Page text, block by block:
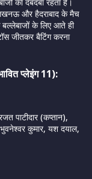
लखनऊ और हैदराबाद के मैच
बल्लेबाजों के लिए आते ही
जीतकर बैटिंग करना
प्लेइंग 11):
पाटीदार (कप्तान),
भुवनेश्वर कुमार, यश दयाल,